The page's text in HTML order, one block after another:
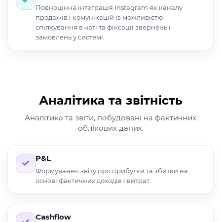
Повноцінна інтеграція Instagram як каналу
продажів і комунікацій із можливістю
спілкування в чаті та фіксації звернень і
замовлень у системі.
Аналітика та звітність
Аналітика та звіти, побудовані на фактичних
облікових даних.
P&L
Формування звіту про прибутки та збитки на
основі фактичних доходів і витрат.
Cashflow